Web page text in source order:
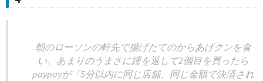
朝のローソンの軒先で揚げたてのからあげクンを食
い、あまりのうまさに踵を返して2個目を買ったら
paypayが「5分以内に同じ店舗、同じ金額で決済され